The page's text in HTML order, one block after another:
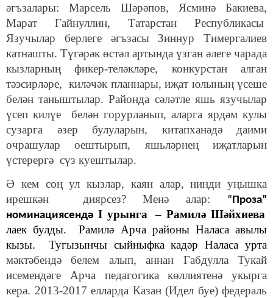
әгъзалары: Марсель Шәрәпов, Ясминә Бакиева,
Марат Гайнуллин, Татарстан Республикасы
Язучылар берлеге әгъзасы Зиннур Тимергалиев
катнашты. Түгәрәк өстәл артында үзган әлеге чарада
кызларның фикер-теләкләре, конкурстан алган
тәэсирләре, киләчәк планнары, иҗат юлының үсеше
белән таныштылар. Районда сәләтле яшь язучылар
үсеп килүе белән горурланып, аларга ярдәм кулы
сузарга әзер булуларын, китапханәдә даими
очрашулар оештырып, яшьләрнең иҗатларын
үстерергә сүз куештылар.
Ә кем соң ул кызлар, каян алар, нинди уңышка
ирешкән диярсез? Менә алар:
“ Проза”
номинациясендә I урынга –Рамилә Шәйхиева
лаек булды. Рамилә Арча районы Наласа авылы
кызы. Тугызынчы сыйныфка кадәр Наласа урта
мәктәбендә белем алып, аннан Габдулла Тукай
исемендәге Арча педагогика көллиятенә укырга
керә. 2013-2017 елларда Казан (Идел буе) федераль